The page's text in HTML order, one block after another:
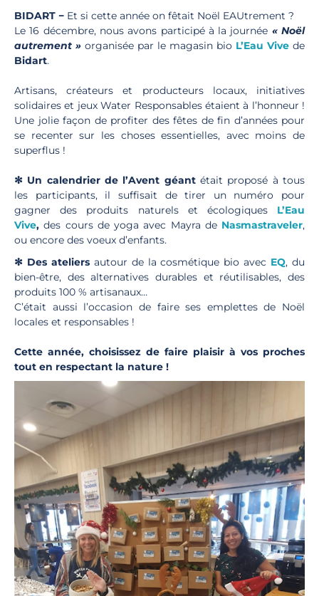
BIDART − Et si cette année on fêtait Noël EAUtrement ?
Le 16 décembre, nous avons participé à la journée « Noël
autrement » organisée par le magasin bio L’Eau Vive de
Bidart.
Artisans, créateurs et producteurs locaux, initiatives
solidaires et jeux Water Responsables étaient à l’honneur !
Une jolie façon de profiter des fêtes de fin d’années pour
se recenter sur les choses essentielles, avec moins de
superflus !
✻ Un calendrier de l’Avent géantétait proposé à tous
les participants, il suffisait de tirer un numéro pour
gagner des produits naturels et écologiques L’Eau
Vive,des cours de yoga avec Mayra de Nasmastraveler,
ou encore des voeux d’enfants.
✻ Des ateliersautour de la cosmétique bio avec EQ, du
bien-être, des alternatives durables et réutilisables, des
produits 100 % artisanaux…
C’était aussi l’occasion de faire ses emplettes de Noël
locales et responsables !
Cette année, choisissez de faire plaisir à vos proches
tout en respectant la nature !